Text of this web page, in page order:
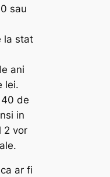
sau
la stat
ani
lei.
de
in
2 vor
ar fi